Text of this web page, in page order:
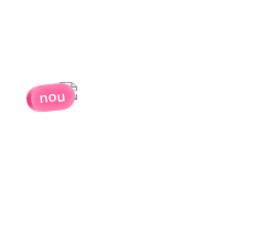
nou